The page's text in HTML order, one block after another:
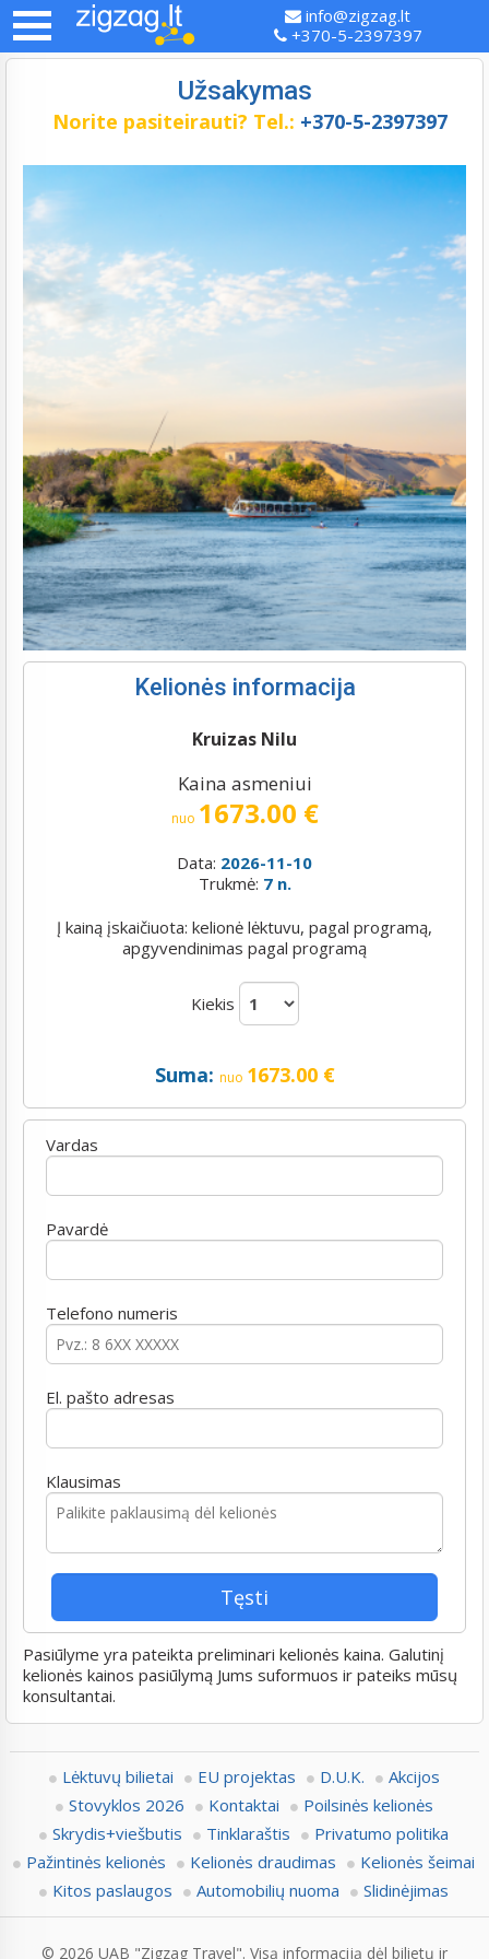
info@zigzag.lt
+370-5-2397397
Užsakymas
Norite pasiteirauti? Tel.: +370-5-2397397
Kelionės informacija
Kruizas Nilu
Kaina asmeniui
nuo 1673.00 €
Data: 2026-11-10
Trukmė: 7 n.
Į kainą įskaičiuota: kelionė lėktuvu, pagal programą,
apgyvendinimas pagal programą
Kiekis
Suma: nuo 1673.00€
Vardas
Pavardė
Telefono numeris
El. pašto adresas
Klausimas
Pasiūlyme yra pateikta preliminari kelionės kaina. Galutinį
kelionės kainos pasiūlymą Jums suformuos ir pateiks mūsų
konsultantai.
Lėktuvų bilietai EU projektas D.U.K.
Akcijos
Stovyklos 2026
Kontaktai
Poilsinės kelionės
Skrydis+viešbutis
Tinklaraštis
Privatumo politika
Pažintinės kelionės
Kelionės draudimas
Kelionės šeimai
Kitos paslaugos
Automobilių nuoma Slidinėjimas
© 2026 UAB "Zigzag Travel". Visą informaciją dėl bilietų ir